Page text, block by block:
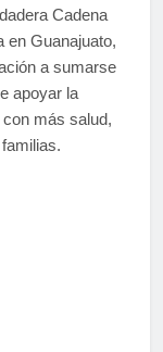
Cadena
en Guanajuato,
a sumarse
apoyar la
más salud,